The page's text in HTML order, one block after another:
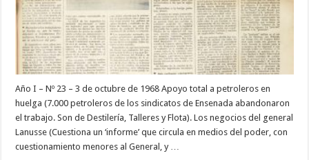
octubre
de
1968
Año I – Nº 23 – 3 de octubre de 1968 Apoyo total a petroleros en
huelga (7.000 petroleros de los sindicatos de Ensenada abandonaron
el trabajo. Son de Destilería, Talleres y Flota). Los negocios del general
Lanusse (Cuestiona un ‘informe’ que circula en medios del poder, con
cuestionamiento menores al General, y …